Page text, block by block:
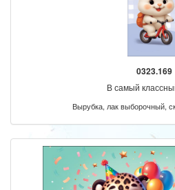
0323.169
В самый
Вырубка, лак выборочный,